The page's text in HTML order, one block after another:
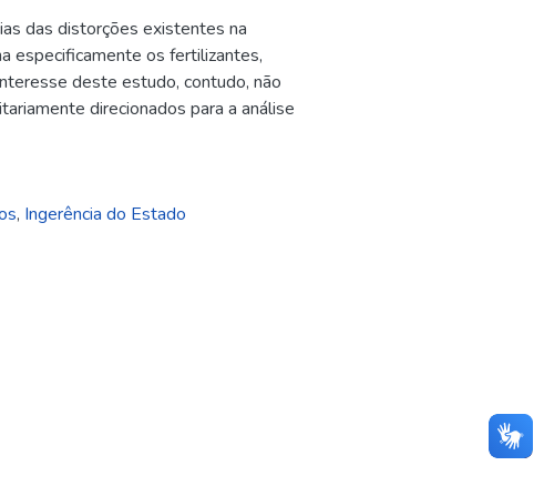
das distorções existentes na
especificamente os fertilizantes,
deste estudo, contudo, não
direcionados para a análise
, Ingerência do Estado